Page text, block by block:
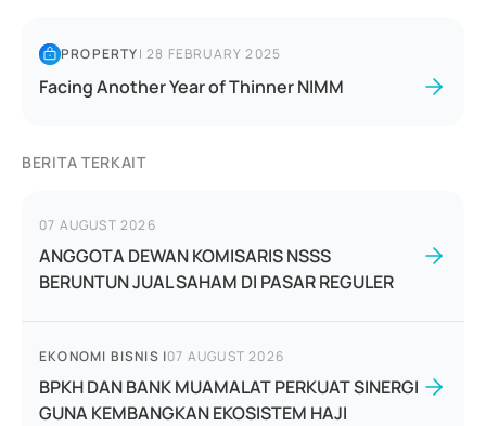
PROPERTY|28 FEBRUARY 2025
Facing Another Year of Thinner NIMM
BERITA TERKAIT
07 AUGUST 2026
ANGGOTA DEWAN KOMISARIS NSSS
BERUNTUN JUAL SAHAM DI PASAR REGULER
EKONOMI BISNIS |07 AUGUST 2026
BPKH DAN BANK MUAMALAT PERKUAT SINERGI
GUNA KEMBANGKAN EKOSISTEM HAJI